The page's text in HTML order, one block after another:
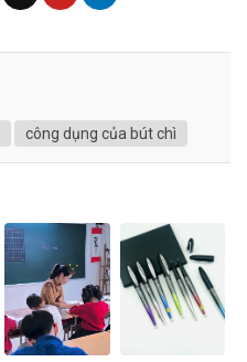
công dụng của bút chì